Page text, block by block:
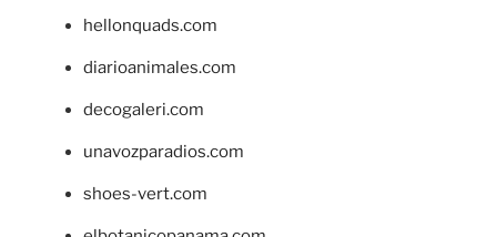
hellonquads.com
diarioanimales.com
decogaleri.com
unavozparadios.com
shoes-vert.com